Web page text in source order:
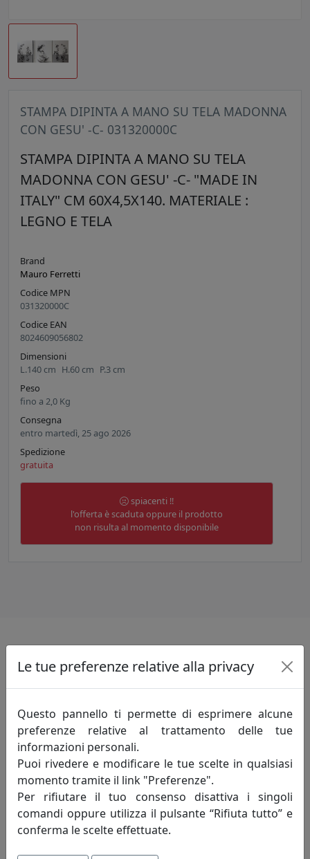
STAMPA DIPINTA A MANO SU TELA MADONNA
CON GESU' -C- 031320000C
STAMPA DIPINTA A MANO SU TELA
MADONNA CON GESU' -C- "MADE IN
ITALY" CM 60X4,5X140. MATERIALE :
LEGNO E TELA
Brand
Mauro Ferretti
Codice MPN
031320000C
Codice EAN
8024609056802
Dimensioni
L.140 cm H.60 cm P.3 cm
Peso
fino a 2,0 Kg
Consegna
entro martedì, 25 ago 2026
Spedizione
gratuita
spiacenti !!
l'offerta è scaduta oppure il prodotto
non risulta al momento disponibile
Informazioni sul brand
Innovazione-creatività-competitività: sono
i principi fondamentali che incarnano lo
spirito della mauro ferretti che da oltre
trent'anni, attraverso le evoluzioni del
mercato, opera alla ricerca di un costante
miglioramento degli articoli proposti e del servizio
offerto al fine di soddisfare pienamente le esigenze di
ogni cliente.
Le tue preferenze relative alla privacy
Questo pannello ti permette di esprimere alcune
preferenze relative al trattamento delle tue
informazioni personali.
Puoi rivedere e modificare le tue scelte in qualsiasi
momento tramite il link "Preferenze".
Per rifiutare il tuo consenso disattiva i singoli
comandi oppure utilizza il pulsante “Rifiuta tutto” e
conferma le scelte effettuate.